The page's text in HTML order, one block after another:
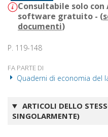
Consultabile solo con
software gratuito - (
documenti)
P. 119-148
FA PARTE DI
Quaderni di economia del
ARTICOLI DELLO
SINGOLARMENTE)